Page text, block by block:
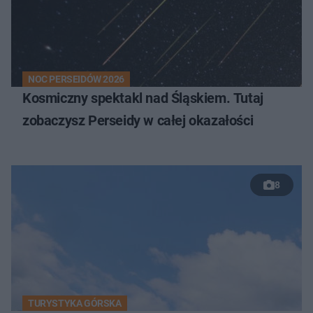
NOC PERSEIDÓW 2026
Kosmiczny spektakl nad Śląskiem. Tutaj
zobaczysz Perseidy w całej okazałości
8
TURYSTYKA GÓRSKA